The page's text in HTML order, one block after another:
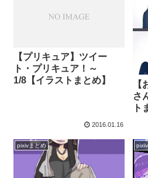
【プリキュア】ツイー
ト・プリキュア！～
1/8【イラストまとめ】
2016.01.16
さ
ト
pixivまとめ